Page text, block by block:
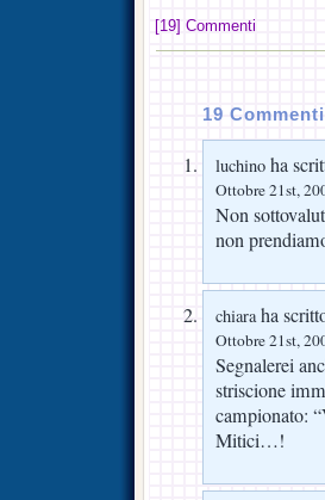
[19] Commenti
19
luchino ha
Ottobre 21st,
Non
non
chiaraha
Ottobre 21st,
Segnalerei
striscione
campionato:
Mitici…!